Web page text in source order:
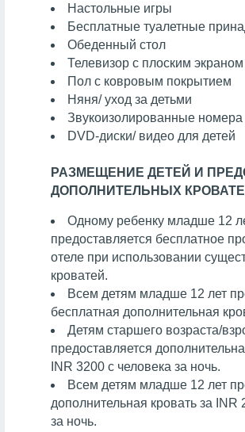
Настольные игры
Бесплатные туалетные
Обеденный стол
Телевизор с плоским экраном
Пол с ковровым покрытием
Няня/ уход за детьми
Звукоизолированные номера
DVD-диски/ видео для детей
РАЗМЕЩЕНИЕ ДЕТЕЙ И
ДОПОЛНИТЕЛЬНЫХ
Одному ребенку младше 12
предоставляется бесплатное
отеле при использовании
кроватей.
Всем детям младше 12 лет
бесплатная дополнительная
Детям старшего возраста/
предоставляется
INR 3200 с человека за ночь.
Всем детям младше 12 лет
дополнительная кровать за INR
за ночь.